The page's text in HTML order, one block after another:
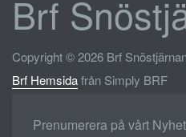
Brf
Copyright © 2026 Brf
Brf Hemsidafrån Simply BRF
Prenumerera på vårt